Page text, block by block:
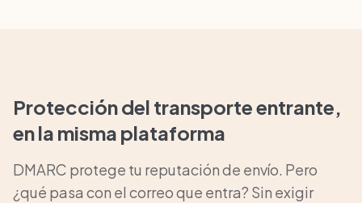
Protección del transporte entrante,
en la misma plataforma
DMARC protege tu reputación de envío. Pero
¿qué pasa con el correo que entra? Sin exigir